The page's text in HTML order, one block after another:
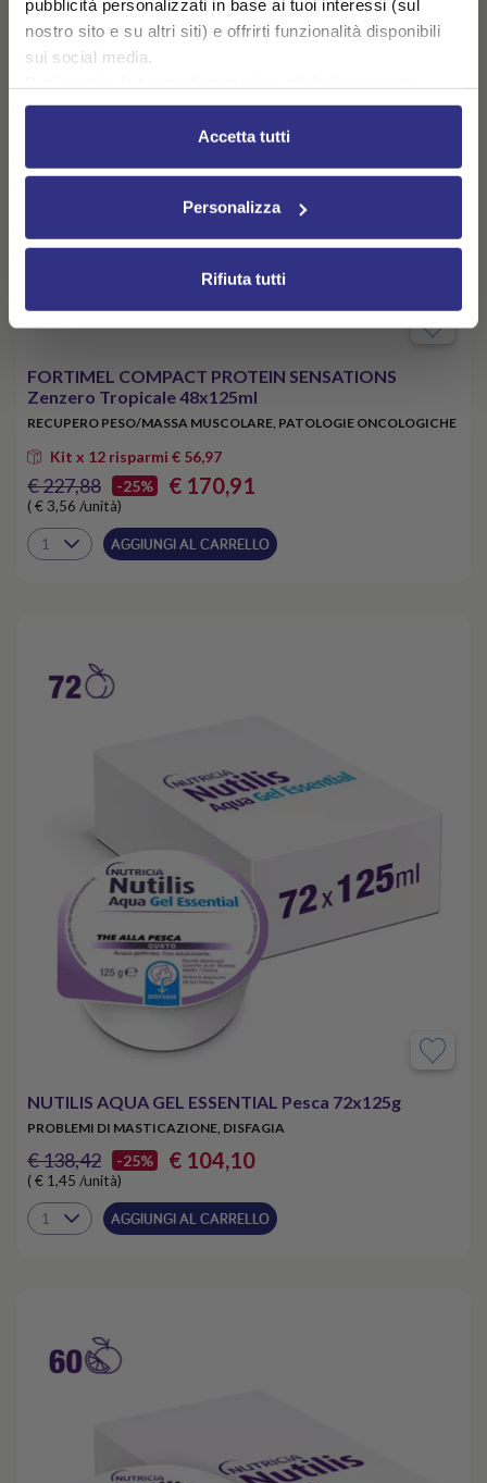
pubblicità personalizzati in base ai tuoi interessi (sul
nostro sito e su altri siti) e offrirti funzionalità disponibili
sui social media.
cliccando su Impostazioni dei cookie. Ulteriori
informazioni sono disponibili nellaCookie Policy
nella
Accetta tutti
Personalizza
Rifiuta tutti
FORTIMEL COMPACT PROTEIN SENSATIONS
Zenzero Tropicale 48x125ml
RECUPERO PESO/MASSA MUSCOLARE, PATOLOGIE ONCOLOGICHE
Kit x 12 risparmi € 56,97
€ 227,88 -25% € 170,91
( € 3,56 /unità)
AGGIUNGI AL CARRELLO
NUTILIS AQUA GEL ESSENTIAL Pesca 72x125g
PROBLEMI DI MASTICAZIONE, DISFAGIA
€ 138,42 -25% € 104,10
( € 1,45 /unità)
AGGIUNGI AL CARRELLO